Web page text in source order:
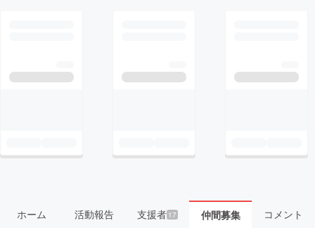
ホーム 活動報告 支援者 17 仲間募集 コメント